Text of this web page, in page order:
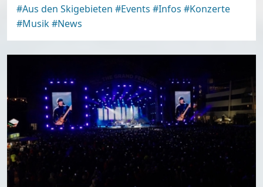
#Aus den Skigebieten #Events #Infos #Konzerte
#Musik#News